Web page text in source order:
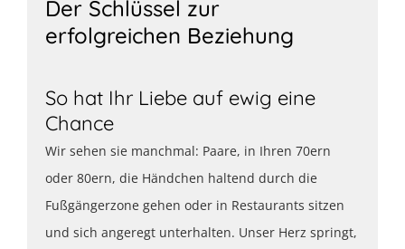
Der Schlüssel zur
erfolgreichen Beziehung
So hat Ihr Liebe auf ewig eine
Chance
Wir sehen sie manchmal: Paare, in Ihren 70ern
oder 80ern, die Händchen haltend durch die
Fußgängerzone gehen oder in Restaurants sitzen
und sich angeregt unterhalten. Unser Herz springt,